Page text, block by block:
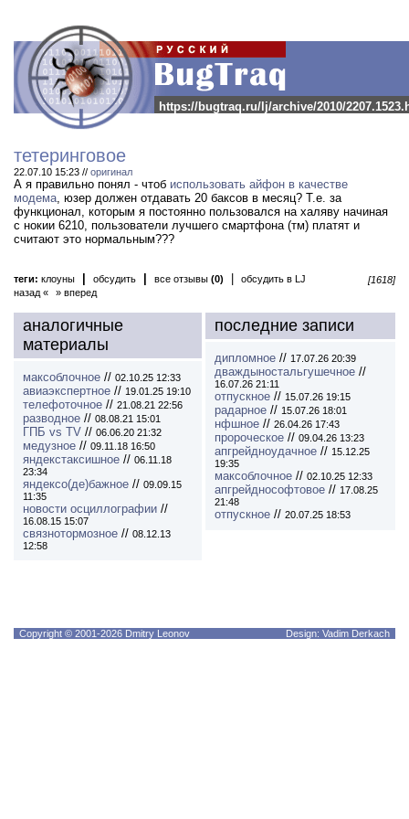
https://bugtraq.ru/lj/archive/2010/
тетеринговое
22.07.10 15:23 // оригинал
А я правильно понял - чтоб использовать айфон в качестве
модема, юзер должен отдавать 20 баксов в месяц? Т.е. за
функционал, которым я постоянно пользовался на халяву начиная
с нокии 6210, пользователи лучшего смартфона (тм) платят и
считают это нормальным???
теги: клоуны обсудить все отзывы (0) обсудить в LJ
[1618]
назад «
» вперед
аналогичные
материалы
максоблочное // 02.10.25 12:33
авиаэкспертное // 19.01.25 19:10
телефоточное // 21.08.21 22:56
разводное // 08.08.21 15:01
ГПБ vs TV // 06.06.20 21:32
медузное // 09.11.18 16:50
яндекстаксишное // 06.11.18
23:34
яндексо(де)бажное // 09.09.15
11:35
новости осциллографии //
16.08.15 15:07
связнотормозное // 08.12.13
12:58
последние записи
дипломное // 17.07.26 20:39
дваждыностальгушечное //
16.07.26 21:11
отпускное // 15.07.26 19:15
радарное // 15.07.26 18:01
нфшное // 26.04.26 17:43
пророческое // 09.04.26 13:23
апгрейдноудачное // 15.12.25
19:35
максоблочное // 02.10.25 12:33
апгрейднософтовое // 17.08.25
21:48
отпускное // 20.07.25 18:53
Copyright © 2001-2026 Dmitry Leonov Design: Vadim Derkach